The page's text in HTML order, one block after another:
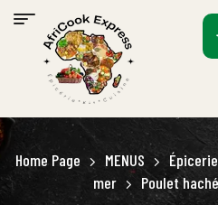
Home Page MENUS
mer
Poulet